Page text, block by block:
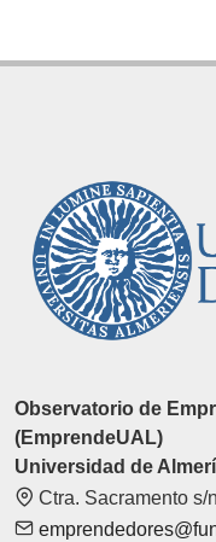
Observatorio de
(EmprendeUAL)
Universidad de
Ctra. Sacramento s/